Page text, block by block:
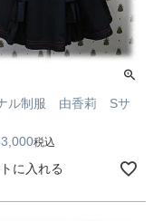
ル制服 由香莉 Sサ
税込
に入れる